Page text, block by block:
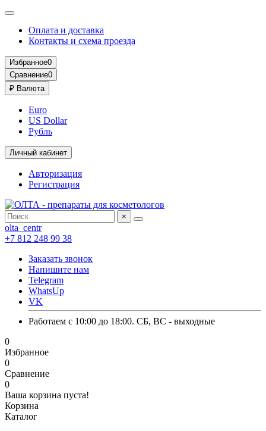
Оплата и доставка
Контакты и схема проезда
Избранное0
Сравнение0
₽ Валюта
Euro
US Dollar
Рубль
Личный кабинет
Авторизация
Регистрация
×
olta_centr
+7 812 248 99 38
Заказать звонок
Напишите нам
Telegram
WhatsUp
VK
Работаем с 10:00 до 18:00. СБ, ВС - выходные
0
Избранное
0
Сравнение
0
Ваша корзина пуста!
Корзина
Каталог